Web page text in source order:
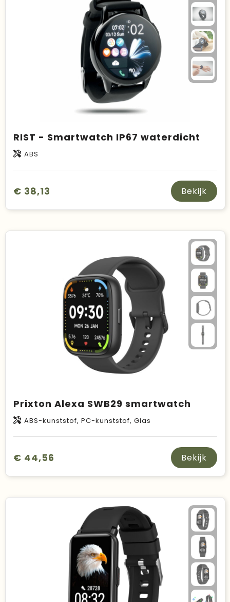
RIST - Smartwatch IP67 waterdicht
ABS
€ 38,13 Bekijk
Prixton Alexa SWB29 smartwatch
ABS-kunststof, PC-kunststof, Glas
€ 44,56 Bekijk